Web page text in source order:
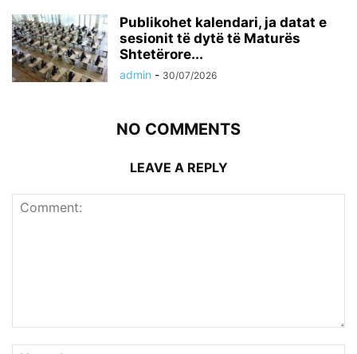
Publikohet kalendari, ja datat e
sesionit të dytë të Maturës
Shtetërore...
admin - 30/07/2026
NO COMMENTS
LEAVE A REPLY